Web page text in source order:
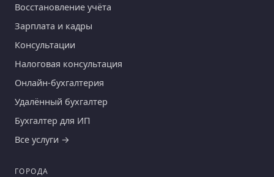
Восстановление учёта
Зарплата и кадры
Консультации
Налоговая консультация
Онлайн-бухгалтерия
Удалённый бухгалтер
Бухгалтер для ИП
Все услуги →
ГОРОДА